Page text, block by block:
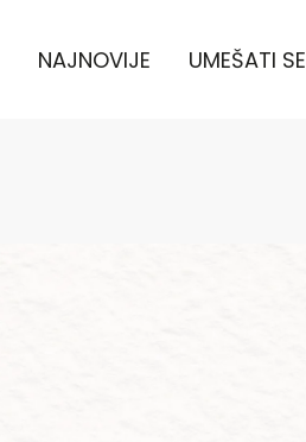
NAJNOVIJE UMEŠATI SE